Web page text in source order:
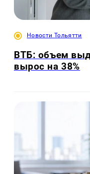
Новости Тольятти
ВТБ: объем
вырос на 38%